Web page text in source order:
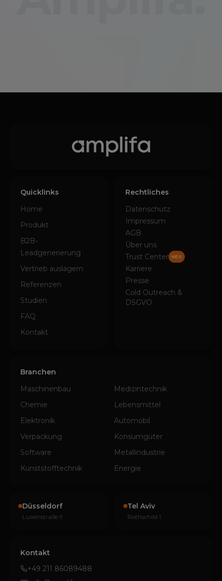
Quicklinks
Home
Produkt
B2B-
Leadgenerierung
Vertrieb auslagern
Referenzen
Studien
FAQ
Kontakt
Rechtliches
Datenschutz
Impressum
AGB
Über uns
Trust Center
NEU
Karriere
Presse
Cold Outreach &
DSGVO
Branchen
Maschinenbau
Medizintechnik
Chemie
Lebensmittel
Elektronik
Automobil
Verpackung
Konsumgüter
Software
Metallindustrie
Kunststofftechnik
Energie
Düsseldorf
Luisenstraße 9
Tel Aviv
Rothschild 1
Kontakt
+49 211 86089488